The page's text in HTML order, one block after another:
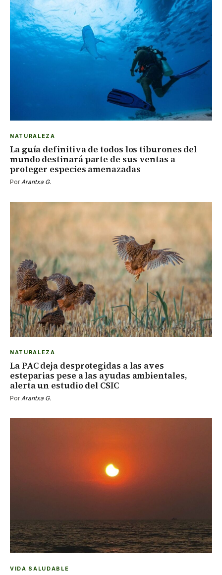
NATURALEZA
La guía definitiva de todos los tiburones del
mundo destinará parte de sus ventas a
proteger especies amenazadas
Por Arantxa G.
NATURALEZA
La PAC deja desprotegidas a las aves
esteparias pese a las ayudas ambientales,
alerta un estudio del CSIC
Por Arantxa G.
VIDA SALUDABLE